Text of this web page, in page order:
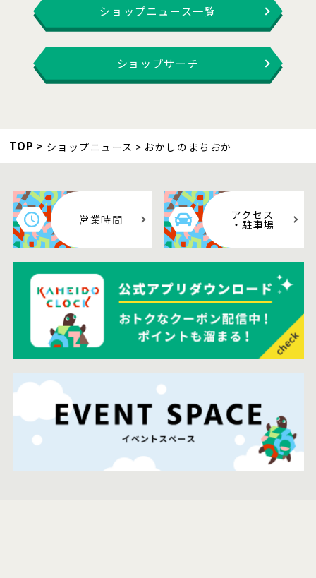
ショップニュース一覧
ショップサーチ
TOP ショップニュース おかしのまちおか
営業時間 アクセス
・駐車場